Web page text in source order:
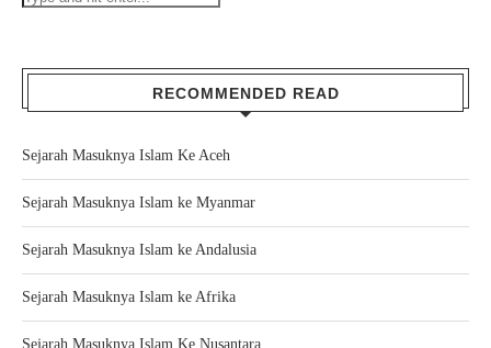
RECOMMENDED READ
Sejarah Masuknya Islam Ke Aceh
Sejarah Masuknya Islam ke Myanmar
Sejarah Masuknya Islam ke Andalusia
Sejarah Masuknya Islam ke Afrika
Sejarah Masuknya Islam Ke Nusantara